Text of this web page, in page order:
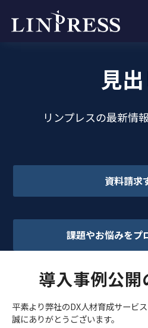
サービ
事例
ブログ
企業情
見
リンプレスの最新情
資料請求
課題やお悩みをプ
導入事例公開
平素より弊社のDX人材育成サービ
誠にありがとうございます。